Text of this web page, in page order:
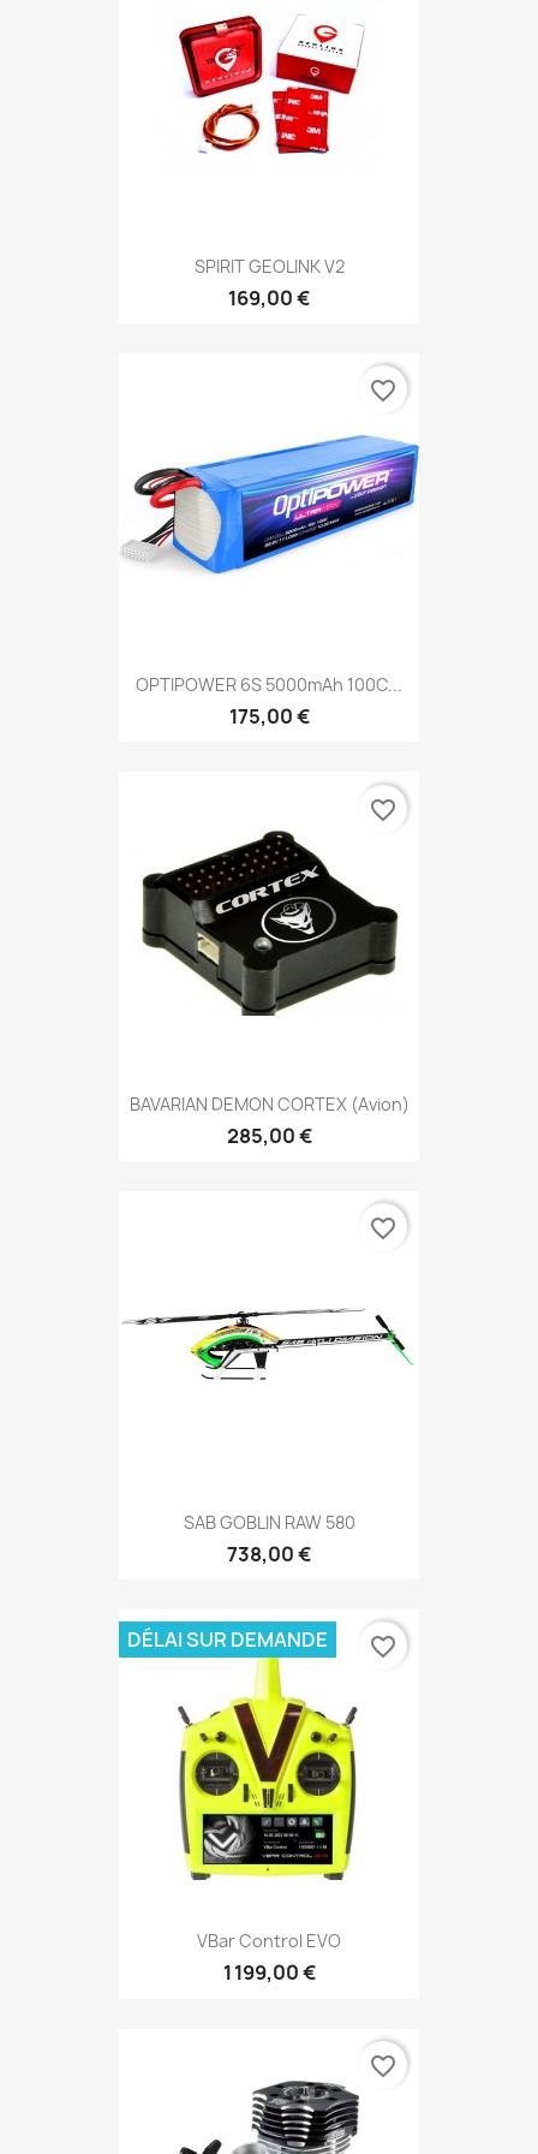
SPIRIT GEOLINK V2
169,00 €
OPTIPOWER 6S 5000mAh 100C...
175,00 €
favorite_border
BAVARIAN DEMON CORTEX (avion)
285,00 €
favorite_border
SAB GOBLIN RAW 580
738,00 €
favorite_border
VBar Control EVO
1 199,00 €
DÉLAI SUR DEMANDE favorite_border
favorite_border